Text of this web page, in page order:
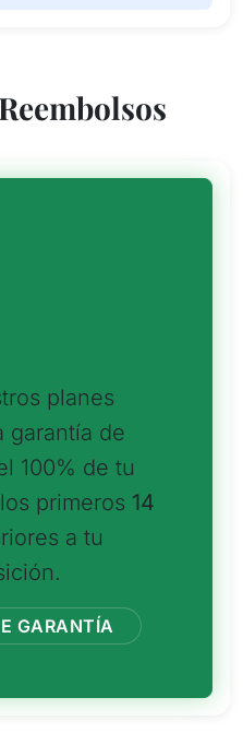
planes
garantía de
100% de tu
primeros 14
a tu
GARANTÍA